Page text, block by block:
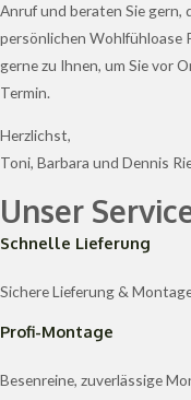
Anruf und beraten Sie gern,
persönlichen Wohlfühloase
gerne zu Ihnen, um Sie vor
Termin.
Herzlichst,
Toni, Barbara und Dennis
Unser
Schnelle Lieferung
Sichere Lieferung &
Profi-Montage
Besenreine, zuverlässige